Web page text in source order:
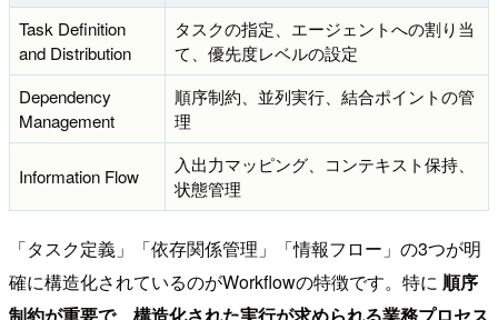
Task Definition
and Distribution
タスクの指定、エージェントへの割り当
て、優先度レベルの設定
Dependency
Management
順序制約、並列実行、結合ポイントの管
理
Information Flow
入出力マッピング、コンテキスト保持、
状態管理
「タスク定義」「依存関係管理」「情報フロー」の3つが明
確に構造化されているのがWorkflowの特徴です。特に 順序